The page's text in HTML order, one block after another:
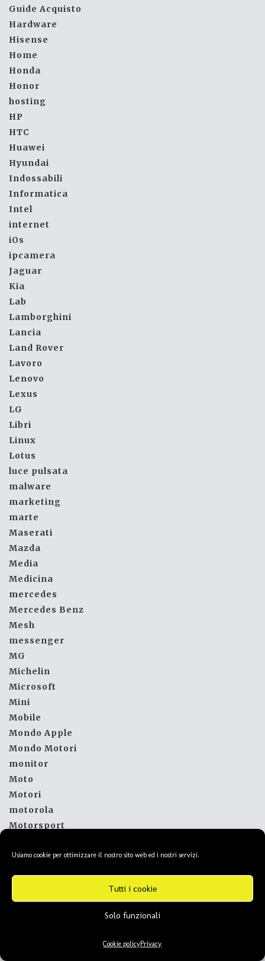
Usiamo cookie per ottimizzare il nostro sito web ed i nostri servizi.
Tutti i cookie
Solo funzionali
Cookie policyPrivacy
Guide Acquisto
Hardware
Hisense
Home
Honda
Honor
hosting
HP
HTC
Huawei
Hyundai
Indossabili
Informatica
Intel
internet
iOs
ipcamera
Jaguar
Kia
Lab
Lamborghini
Lancia
Land Rover
Lavoro
Lenovo
Lexus
LG
Libri
Linux
Lotus
luce pulsata
malware
marketing
marte
Maserati
Mazda
Media
Medicina
mercedes
Mercedes Benz
Mesh
messenger
MG
Michelin
Microsoft
Mini
Mobile
Mondo Apple
Mondo Motori
monitor
Moto
Motori
motorola
Motorsport
Musica
Nikon